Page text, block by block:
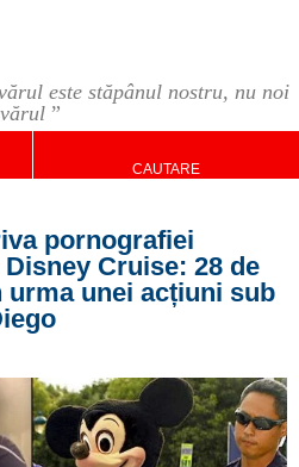
este stăpânul nostru, nu noi
”
CAUTARE
pornografiei
Cruise: 28 de
urma unei acțiuni sub